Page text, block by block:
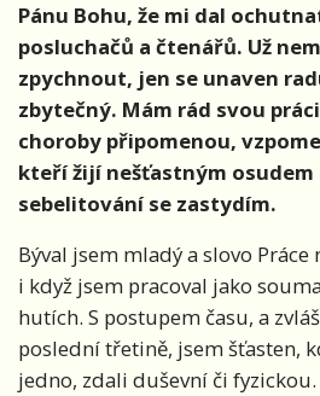
Pánu Bohu, že mi dal
posluchačů a čtenářů. Už
zpychnout, jen se unaven
zbytečný. Mám rád svou
choroby připomenou,
kteří žijí nešťastným osudem
sebelitování se zastydím.
Býval jsem mladý a slovo
i když jsem pracoval jako
hutích. S postupem času, a
poslední třetině, jsem šťasten,
jedno, zdali duševní či